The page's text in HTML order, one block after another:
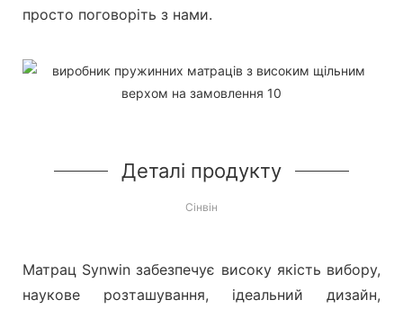
просто поговоріть з нами.
Деталі продукту
Сінвін
Матрац Synwin забезпечує високу якість вибору,
наукове розташування, ідеальний дизайн,